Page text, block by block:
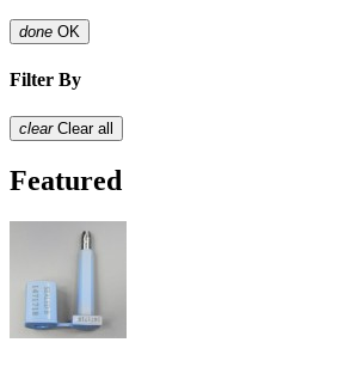
done OK
Filter By
clear Clear all
Featured